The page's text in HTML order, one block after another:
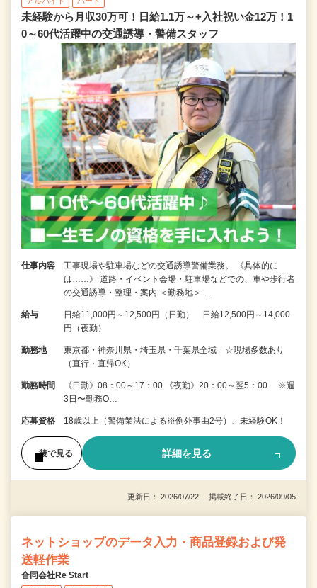
未経験から月収30万可！日給1.1万～+入社祝い金12万！1
0～60代活躍中の交通誘導・警備スタッフ
仕事内容
工事現場や駐車場などの交通誘導警備業務。 《具体的に
は……》 道路・イベント会場・駐車場などでの、車や歩行者
の交通誘導・整理・案内 ＜勤務地＞ …
給与
日給11,000円～12,500円（日勤） 日給12,500円～14,000
円（夜勤）
勤務地
東京都・神奈川県・埼玉県・千葉県全域 ☆現場多数あり
（直行・直帰OK）
勤務時間
《日勤》08：00～17：00 《夜勤》20：00～翌5：00 ※週
3日〜勤務O…
応募資格 18歳以上（警備業法による※例外事由2号）、未経験OK！
後で見る 詳細を見る
更新日： 2026/07/22 掲載終了日： 2026/09/05
ネットショップのデータ入力・商品登録および発
送軽作業
合同会社Re Start